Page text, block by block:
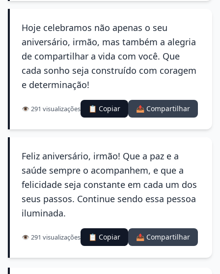
Hoje celebramos não apenas o seu
aniversário, irmão, mas também a alegria
de compartilhar a vida com você. Que
cada sonho seja construído com coragem
e determinação!
👁️ 291 visualizações 📋 Copiar 📤 Compartilhar
Feliz aniversário, irmão! Que a paz e a
saúde sempre o acompanhem, e que a
felicidade seja constante em cada um dos
seus passos. Continue sendo essa pessoa
iluminada.
👁️ 291 visualizações 📋 Copiar 📤 Compartilhar